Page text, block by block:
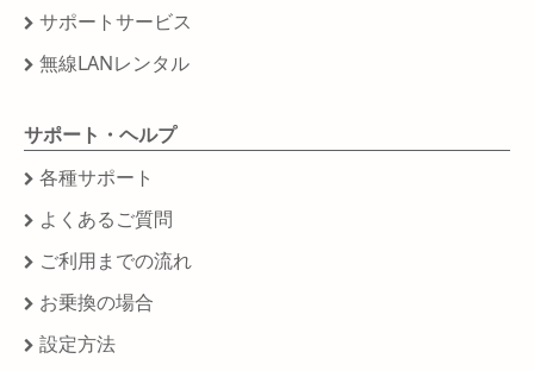
サポートサービス
無線LANレンタル
サポート・ヘルプ
各種サポート
よくあるご質問
ご利用までの流れ
お乗換の場合
設定方法